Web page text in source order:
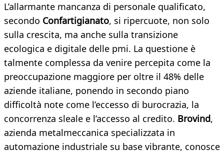
L’allarmante mancanza di personale qualificato,
secondo Confartigianato, si ripercuote, non solo
sulla crescita, ma anche sulla transizione
ecologica e digitale delle pmi. La questione è
talmente complessa da venire percepita come la
preoccupazione maggiore per oltre il 48% delle
aziende italiane, ponendo in secondo piano
difficoltà note come l’eccesso di burocrazia, la
concorrenza sleale e l’accesso al credito. Brovind,
azienda metalmeccanica specializzata in
automazione industriale su base vibrante, conosce